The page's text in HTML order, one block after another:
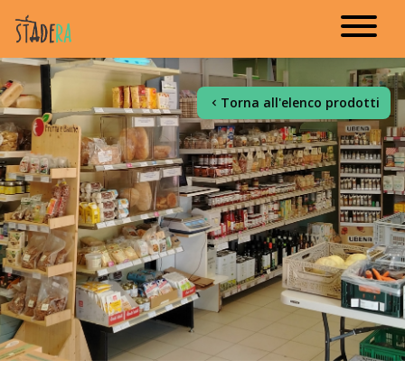
Torna all'elenco prodotti